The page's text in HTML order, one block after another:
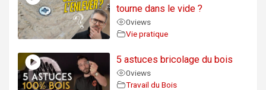
tourne dans le vide ?
0views
Vie pratique
5 astuces bricolage du bois
0views
Travail du Bois